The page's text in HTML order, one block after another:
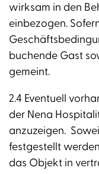
wirksam in den
einbezogen.
buchende Gast
gemeint.
2.4 Eventuell
der Nena
anzuzeigen.
festgestellt
das Objekt in